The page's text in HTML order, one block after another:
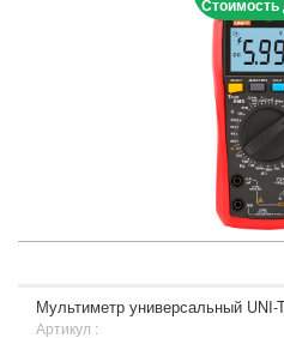
Стоимость
Мультиметр универсальный UNI-
Артикул :